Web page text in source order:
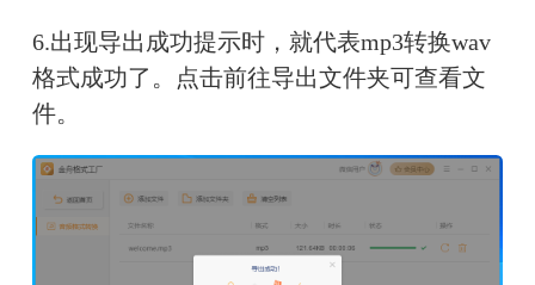
6.出现导出成功提示时，就代表mp3转换wav
格式成功了。点击前往导出文件夹可查看文
件。